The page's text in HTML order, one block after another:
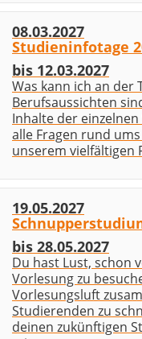
08.03.2027
Studieninfotage
bis 12.03.2027
Was kann ich an der
Berufsaussichten
Inhalte der
alle Fragen rund
unserem vielfältigen
19.05.2027
bis 28.05.2027
Du hast Lust, schon
Vorlesung zu
Vorlesungsluft
Studierenden zu
deinen zukünftigen